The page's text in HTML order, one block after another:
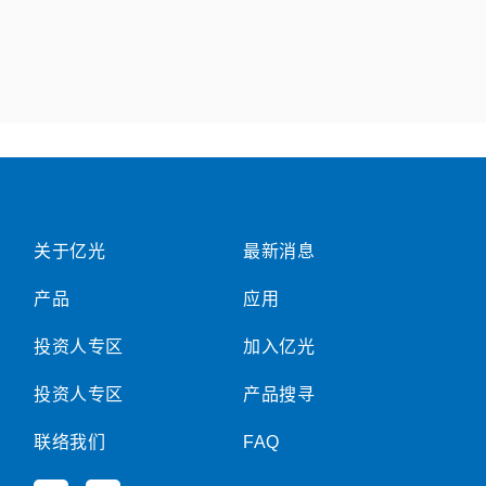
关于亿光
产品
投资人专区
投资人专区
联络我们
最新消息
应用
加入亿光
产品搜寻
FAQ